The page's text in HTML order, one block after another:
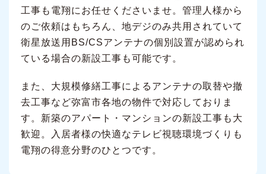
工事も電翔にお任せくださいませ。管理人様から
のご依頼はもちろん、地デジのみ共用されていて
衛星放送用BS/CSアンテナの個別設置が認められ
ている場合の新設工事も可能です。
また、大規模修繕工事によるアンテナの取替や撤
去工事など弥富市各地の物件で対応しておりま
す。新築のアパート・マンションの新設工事も大
歓迎。入居者様の快適なテレビ視聴環境づくりも
電翔の得意分野のひとつです。